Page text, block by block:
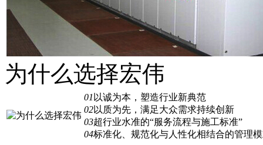
为什么选择宏伟
01 以诚为本，塑造行业新典范
02以质为先，满足大众需求持续创新
03超行业水准的“服务流程与施工标准”
04标准化、规范化与人性化相结合的管理